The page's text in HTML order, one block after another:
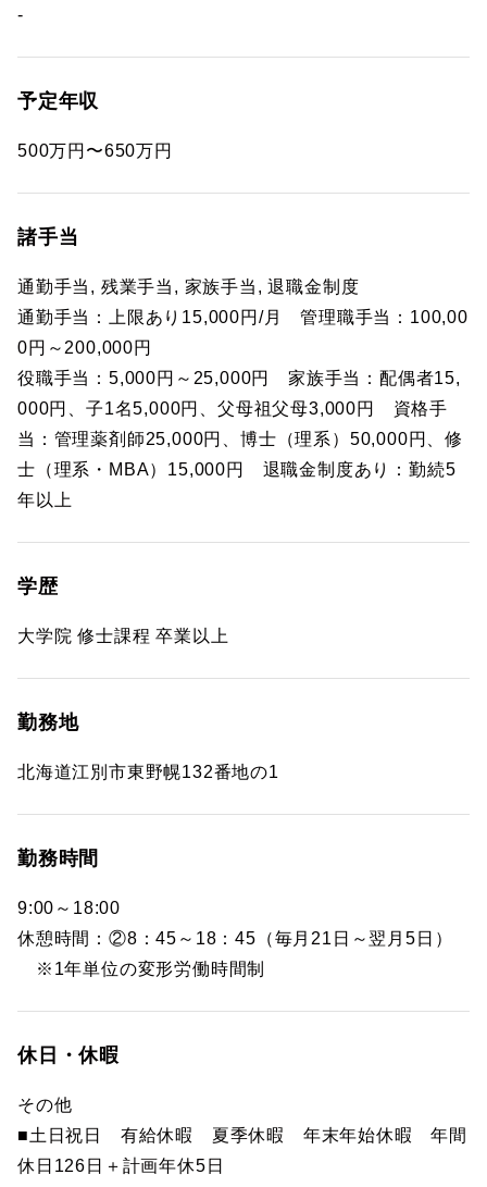
-
予定年収
500万円〜650万円
諸手当
通勤手当, 残業手当, 家族手当, 退職金制度
通勤手当：上限あり15,000円/月 管理職手当：100,00
0円～200,000円
役職手当：5,000円～25,000円 家族手当：配偶者15,
000円、子1名5,000円、父母祖父母3,000円 資格手
当：管理薬剤師25,000円、博士（理系）50,000円、修
士（理系・MBA）15,000円 退職金制度あり：勤続5
年以上
学歴
大学院 修士課程 卒業以上
勤務地
北海道江別市東野幌132番地の1
勤務時間
9:00～18:00
休憩時間：②8：45～18：45（毎月21日～翌月5日）
※1年単位の変形労働時間制
休日・休暇
その他
■土日祝日 有給休暇 夏季休暇 年末年始休暇 年間
休日126日＋計画年休5日